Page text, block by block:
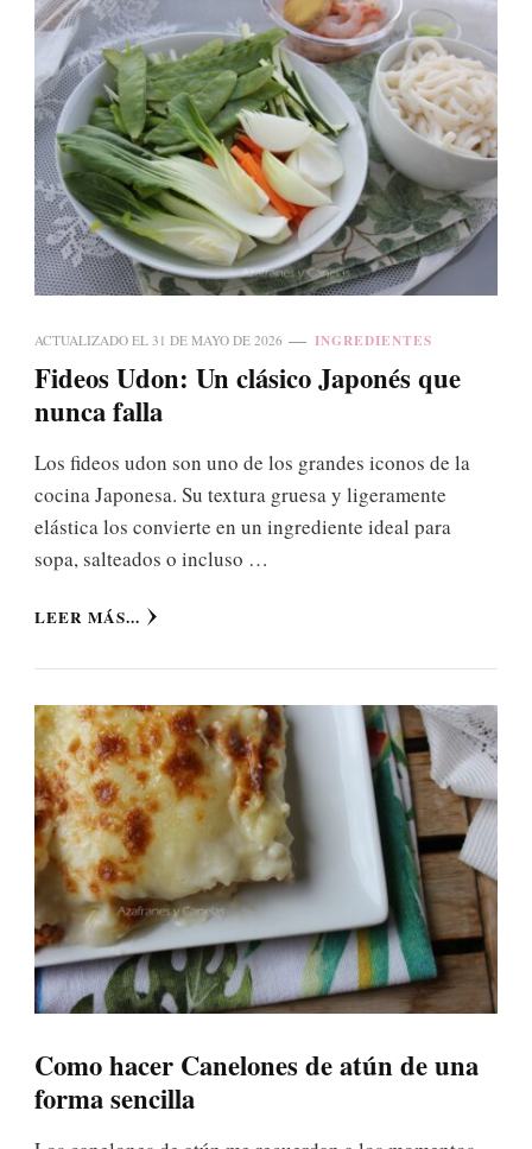
ACTUALIZADO EL 31 DE MAYO DE 2026 INGREDIENTES
Fideos Udon: Un clásico Japonés que
nunca falla
Los fideos udon son uno de los grandes iconos de la
cocina Japonesa. Su textura gruesa y ligeramente
elástica los convierte en un ingrediente ideal para
sopa, salteados o incluso …
LEER MÁS...
Como hacer Canelones de atún de una
forma sencilla